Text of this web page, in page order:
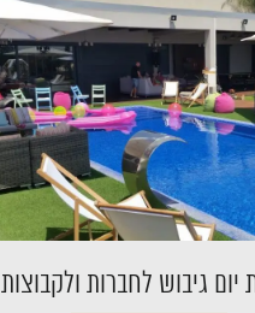
גיבוש לחברות ולקבוצות